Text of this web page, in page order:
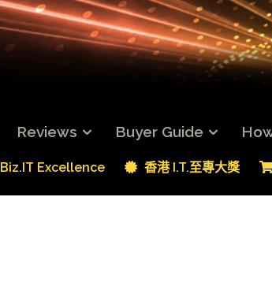
Reviews Buyer Guide
Biz.IT Excellence 香港 I.T.至專大獎